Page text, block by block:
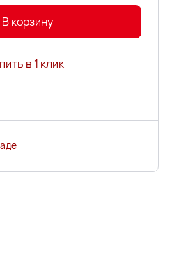
В корзину
в 1 клик